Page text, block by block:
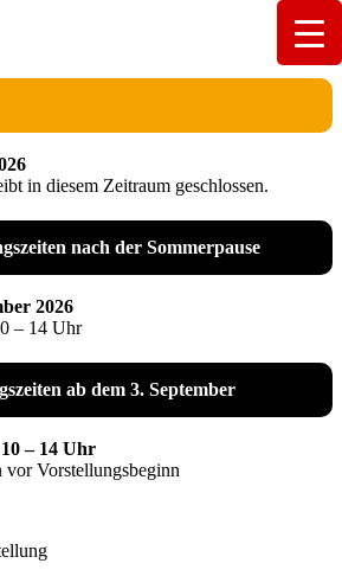
in diesem Zeitraum geschlossen.
nach der Sommerpause
2026
– 14 Uhr
ab dem 3. September
– 14 Uhr
Vorstellungsbeginn